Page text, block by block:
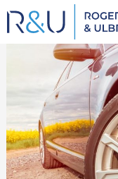
Ga
naar
inhoud